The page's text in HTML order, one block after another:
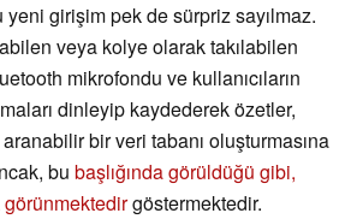
girişim pek de sürpriz sayılmaz.
veya kolye olarak takılabilen
mikrofondu ve kullanıcıların
dinleyip kaydederek özetler,
bir veri tabanı oluşturmasına
bu başlığında görüldüğü gibi,
görünmektedirgöstermektedir.